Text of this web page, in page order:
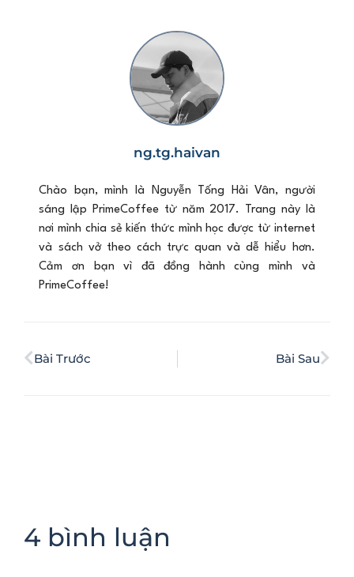
ng.tg.haivan
Chào bạn, mình là Nguyễn Tống Hải Vân, người
sáng lập PrimeCoffee từ năm 2017. Trang này là
nơi mình chia sẻ kiến thức mình học được từ internet
và sách vở theo cách trực quan và dễ hiểu hơn.
Cảm ơn bạn vì đã đồng hành cùng mình và
PrimeCoffee!
Bài Trước Bài Sau
4 bình luận